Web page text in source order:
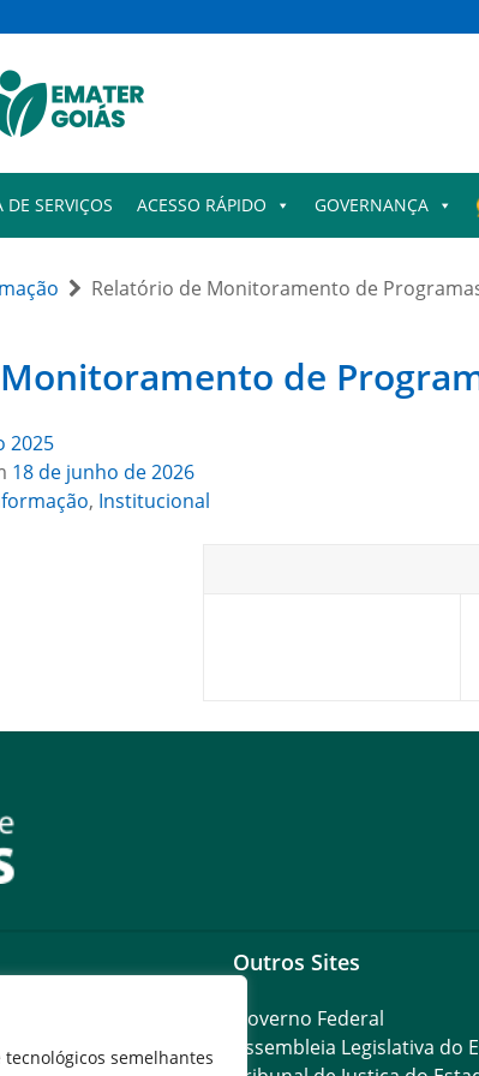
semelhantes
DE SERVIÇOS ACESSO RÁPIDO GOVERNANÇA
Relatório de Monitoramento de
de
2025
18 de junho de 2026
, Institucional
Outros Sites
Governo Federal
Assembleia Legislativa do